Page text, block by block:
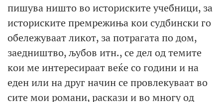
пишува ништо во историските учебници, за
историските премрежиња кои судбински го
обележуваат ликот, за потрагата по дом,
заедништво, љубов итн., се дел од темите
кои ме интересираат веќе со години и на
еден или на друг начин се провлекуваат во
сите мои романи, раскази и во многу од